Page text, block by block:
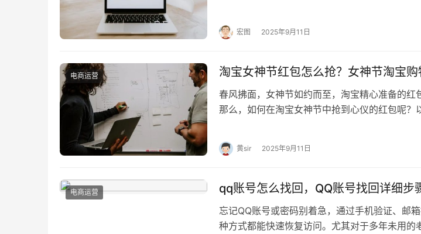
宏图 2025年9月11日
电商运营 淘宝女神节红包怎么抢？女神节淘宝购
春风拂面，女神节如约而至，淘宝精心准备的红
那么，如何在淘宝女神节中抢到心仪的红包呢？
黄sir 2025年9月11日
电商运营 qq账号怎么找回，QQ账号找回详细步
忘记QQ账号或密码别着急，通过手机验证、邮
种方式都能快速恢复访问。尤其对于多年未用的